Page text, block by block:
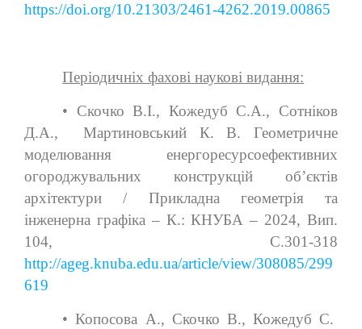
https://doi.org/10.21303/2461-4262.2019.00865
Періодичніх фахові наукові видання:
• Скочко В.І., Кожедуб С.А., Сотніков
Д.А., Мартиновський К. В. Геометричне
моделювання енергоресурсоефективних
огороджувальних конструкцій об’єктів
архітектури / Прикладна геометрія та
інженерна графіка – К.: КНУБА – 2024, Вип.
104, С.301-318
http://ageg.knuba.edu.ua/article/view/308085/299
619
• Копосова А., Скочко В., Кожедуб С.